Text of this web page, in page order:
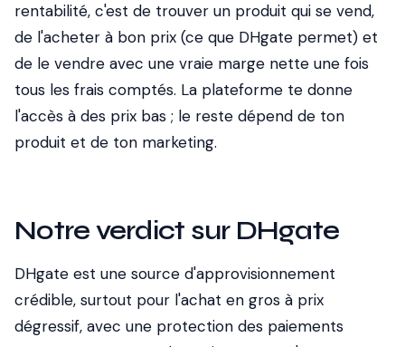
rentabilité, c'est de trouver un produit qui se vend,
de l'acheter à bon prix (ce que DHgate permet) et
de le vendre avec une vraie marge nette une fois
tous les frais comptés. La plateforme te donne
l'accès à des prix bas ; le reste dépend de ton
produit et de ton marketing.
Notre verdict sur DHgate
DHgate est une source d'approvisionnement
crédible, surtout pour l'achat en gros à prix
dégressif, avec une protection des paiements